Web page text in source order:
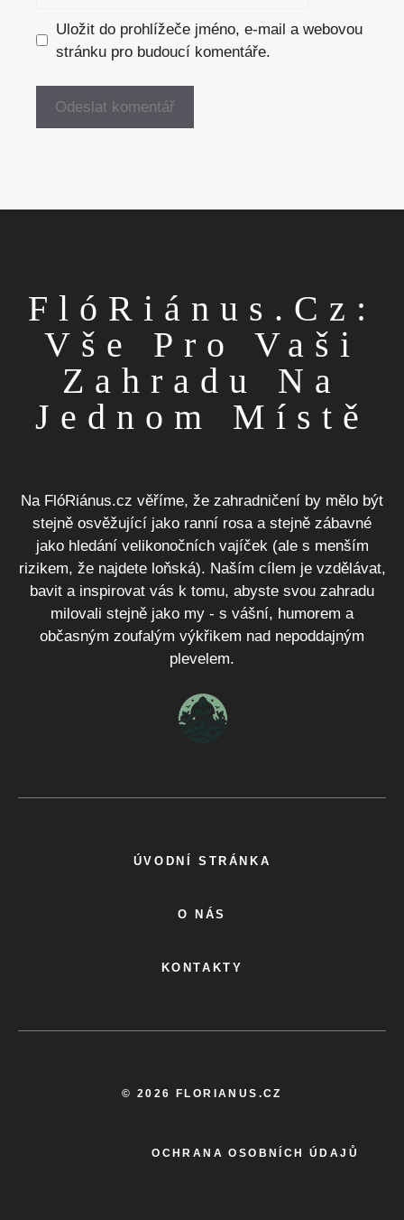
Uložit do prohlížeče jméno, e-mail a webovou
stránku pro budoucí komentáře.
FlóRiánus.cz:
Vše Pro Vaši
Zahradu Na
Jednom Místě
Na FlóRiánus.cz věříme, že zahradničení by mělo být
stejně osvěžující jako ranní rosa a stejně zábavné
jako hledání velikonočních vajíček (ale s menším
rizikem, že najdete loňská). Naším cílem je vzdělávat,
bavit a inspirovat vás k tomu, abyste svou zahradu
milovali stejně jako my - s vášní, humorem a
občasným zoufalým výkřikem nad nepoddajným
plevelem.
ÚVODNÍ STRÁNKA
O NÁS
KONTAKTY
© 2026 FLORIANUS.CZ
OCHRANA OSOBNÍCH ÚDAJŮ